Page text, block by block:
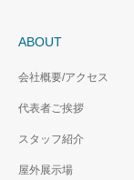
ABOUT
会社概要/アクセス
代表者ご挨拶
スタッフ紹介
屋外展示場